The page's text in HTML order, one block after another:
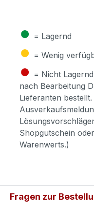
● = Lagernd
● = Wenig
● = Nicht
nach Bearbeitung
Lieferanten
Shopgutschein
Warenwerts.)
Fragen zur